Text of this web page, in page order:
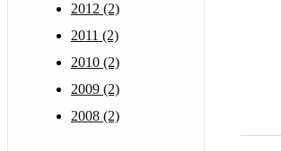
2012 (2)
2011 (2)
2010 (2)
2009 (2)
2008 (2)